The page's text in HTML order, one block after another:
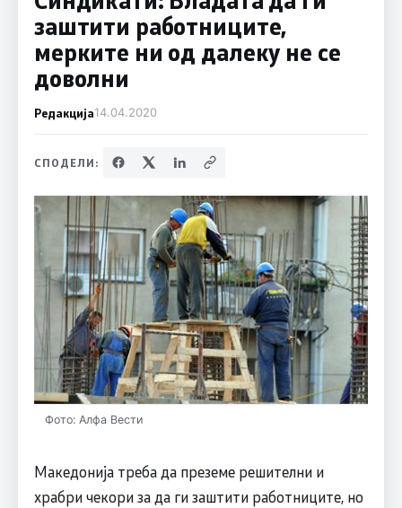
заштити работниците,
мерките ни од далеку не се
доволни
Редакција14.04.2020
СПОДЕЛИ:
Фото: Алфа Вести
Македонија треба да преземе решителни и
храбри чекори за да ги заштити работниците, но